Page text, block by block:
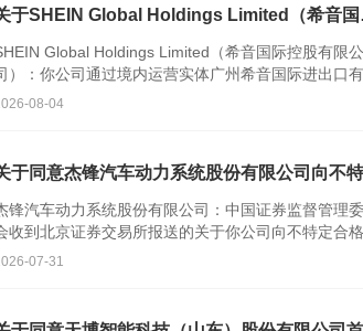
于SHEIN Global Holdings Limited（希音国
Global Holdings Limited（希音国际控股有限公
）：你公司通过境内运营实体广州希音国际进出口有
司提交的境外发行上市备案材料收...
08-04
于同意杰锋汽车动力系统股份有限公司向不
锋汽车动力系统股份有限公司：中国证券监督管理
收到北京证券交易所报送的关于你公司向不特定合格
者公开发行股票并在北京证券交易所上市的审核意见
07-31